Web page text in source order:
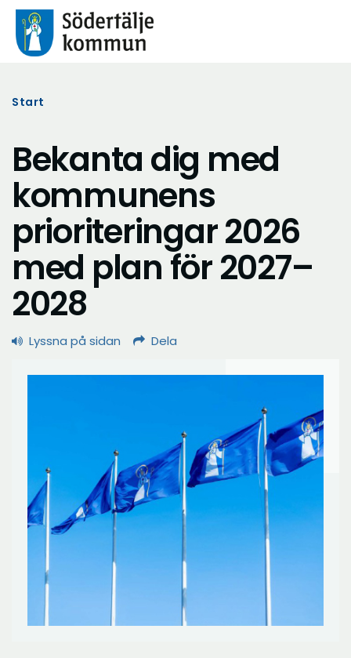
Start
Bekanta dig med
kommunens
prioriteringar 2026
med plan för 2027–
2028
Lyssna på sidan Dela